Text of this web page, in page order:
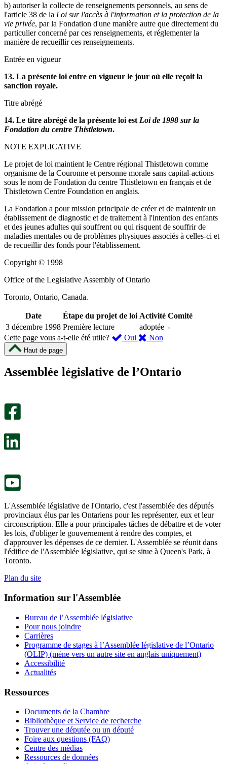
b) autoriser la collecte de renseignements personnels, au sens de
l'article 38 de la Loi sur l'accès à l'information et la protection de la
vie privée, par la Fondation d'une manière autre que directement du
particulier concerné par ces renseignements, et réglementer la
manière de recueillir ces renseignements.
Entrée en vigueur
13. La présente loi entre en vigueur le jour où elle reçoit la
sanction royale.
Titre abrégé
14. Le titre abrégé de la présente loi est Loi de 1998 sur la
Fondation du centre Thistletown.
NOTE EXPLICATIVE
Le projet de loi maintient le Centre régional Thistletown comme
organisme de la Couronne et personne morale sans capital-actions
sous le nom de Fondation du centre Thistletown en français et de
Thistletown Centre Foundation en anglais.
La Fondation a pour mission principale de créer et de maintenir un
établissement de diagnostic et de traitement à l'intention des enfants
et des jeunes adultes qui souffrent ou qui risquent de souffrir de
maladies mentales ou de problèmes physiques associés à celles-ci et
de recueillir des fonds pour l'établissement.
Copyright © 1998
Office of the Legislative Assembly of Ontario
Toronto, Ontario, Canada.
Date Étape du projet de loi Activité Comité
3 décembre 1998 Première lecture adoptée -
Cette page vous a-t-elle été utile?
Oui ,
été
Non
m’a
Haut de page
Assemblée législative de l’Ontario
L'Assemblée législative de l'Ontario, c'est l'assemblée des députés
provinciaux élus par les Ontariens pour les représenter, eux et leur
circonscription. Elle a pour principales tâches de débattre et de voter
les lois, d'obliger le gouvernement à rendre des comptes, et
d'approuver les dépenses de ce dernier. L'Assemblée se réunit dans
l'édifice de l'Assemblée législative, qui se situe à Queen's Park, à
Toronto.
Plan du site
Information sur l'Assemblée
Bureau de l’Assemblée législative
Pour nous joindre
Carrières
Programme de stages à l’Assemblée législative de l’Ontario
(OLIP) (mène vers un autre site en anglais uniquement)
Accessibilité
Actualités
Ressources
Documents de la Chambre
Bibliothèque et Service de recherche
Trouver une députée ou un député
Foire aux questions (FAQ)
Centre des médias
Ressources de données